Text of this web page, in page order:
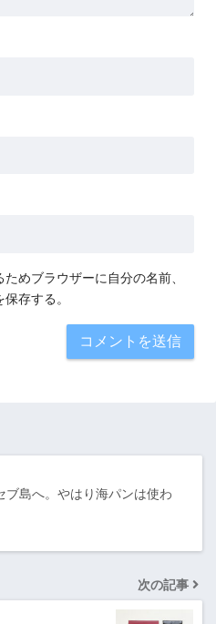
めブラウザーに自分の名前、
存する。
ブ島へ。やはり海パンは使わ
次の記事